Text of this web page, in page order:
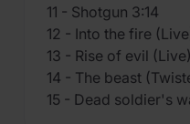
11 - Shotgun 3:14
12 - Into the fire
13 - Rise of evil
14 - The beast
15 - Dead soldier's